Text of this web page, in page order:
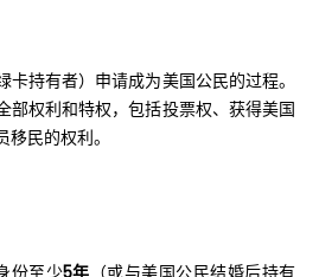
持有者）申请成为美国公民的过程。
部权利和特权，包括投票权、获得美国
民的权利。
份至少5年 （或与美国公民结婚后持有